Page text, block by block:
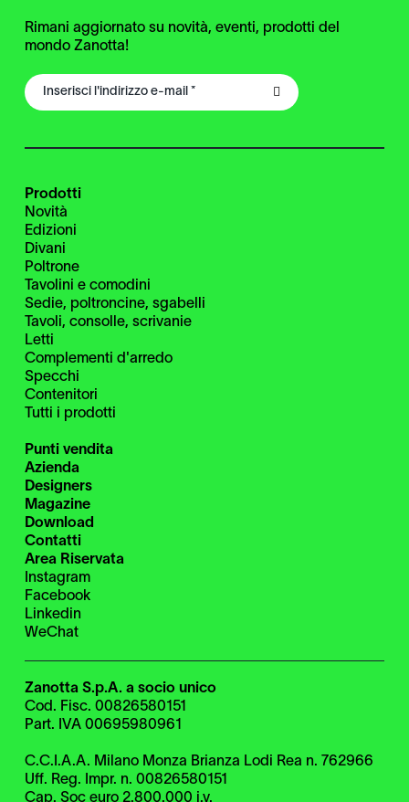
Rimani aggiornato su novità, eventi, prodotti del
mondo Zanotta!
Prodotti
Novità
Edizioni
Divani
Poltrone
Tavolini e comodini
Sedie, poltroncine, sgabelli
Tavoli, consolle, scrivanie
Letti
Complementi d'arredo
Specchi
Contenitori
Tutti i prodotti
Punti vendita
Azienda
Designers
Magazine
Download
Contatti
Area Riservata
Instagram
Facebook
Linkedin
WeChat
Zanotta S.p.A. a socio unico
Cod. Fisc. 00826580151
Part. IVA 00695980961
C.C.I.A.A. Milano Monza Brianza Lodi Rea n. 762966
Uff. Reg. Impr. n. 00826580151
Cap. Soc euro 2.800.000 i.v.